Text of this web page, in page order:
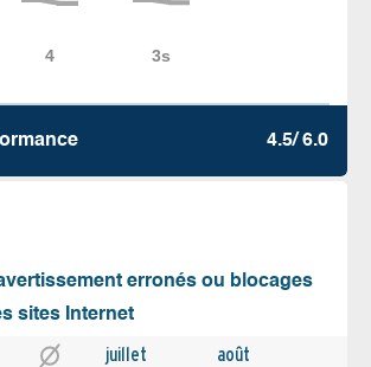
4.5/ 6.0
erronés ou blocages
sites Internet
juillet août